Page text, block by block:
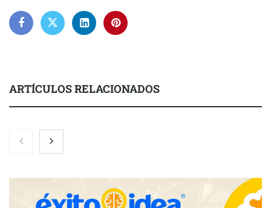
ARTÍCULOS RELACIONADOS
La luz roja, el nuevo aftersun, actúa en la recuperación de la piel
después del sol
Eulalia Roig lanza ‘The Journal’, una revista digital mensual de
entrevistas y fotografía editorial